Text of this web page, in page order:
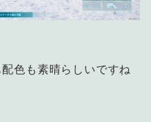
色も素晴らしいですね